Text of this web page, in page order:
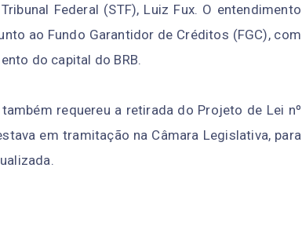
Federal (STF), Luiz Fux. O entendimento
ao Fundo Garantidor de Créditos (FGC), com
do capital do BRB.
requereu a retirada do Projeto de Lei nº
em tramitação na Câmara Legislativa, para